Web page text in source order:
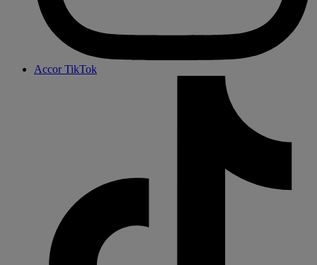
Accor TikTok